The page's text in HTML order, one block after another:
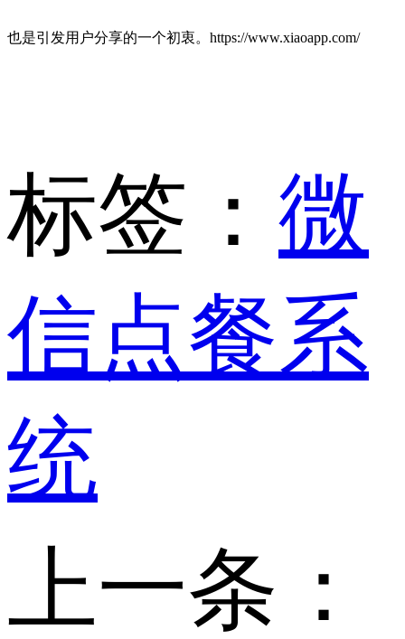
也是引发用户分享的一个初衷。https://www.xiaoapp.com/
标签： 微
信点餐系
统
上一条：